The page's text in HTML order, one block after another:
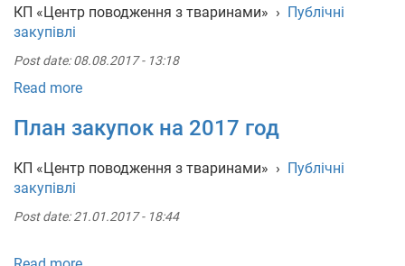
КП «Центр поводження з тваринами» › Публічні
закупівлі
Post date:08.08.2017 - 13:18
Read more
План закупок на 2017 год
КП «Центр поводження з тваринами» › Публічні
закупівлі
Post date:21.01.2017 - 18:44